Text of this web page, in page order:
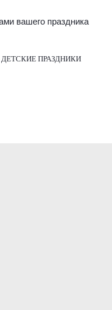
вашего праздника
ДЕТСКИЕ ПРАЗДНИКИ